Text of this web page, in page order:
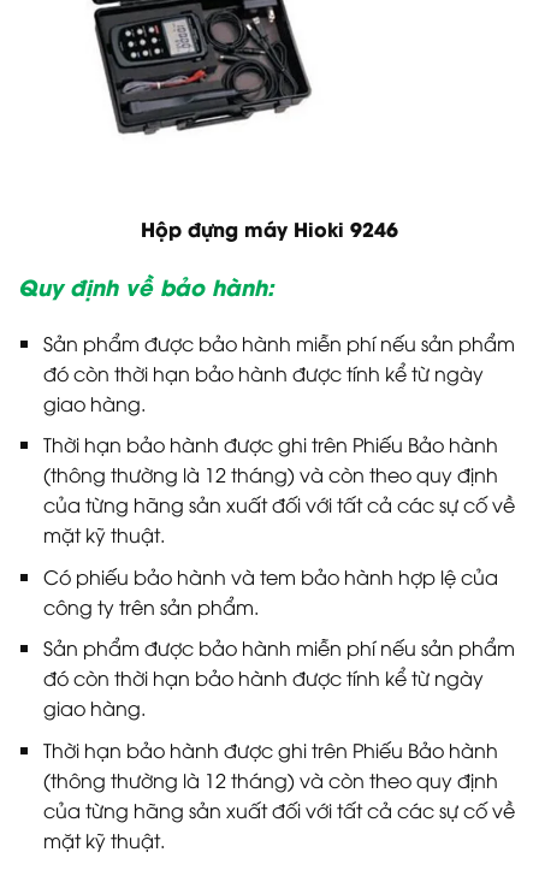
Hộp đựng máy Hioki 9246
Quy định về bảo hành:
Sản phẩm được bảo hành miễn phí nếu sản phẩm
đó còn thời hạn bảo hành được tính kể từ ngày
giao hàng.
Thời hạn bảo hành được ghi trên Phiếu Bảo hành
(thông thường là 12 tháng) và còn theo quy định
của từng hãng sản xuất đối với tất cả các sự cố về
mặt kỹ thuật.
Có phiếu bảo hành và tem bảo hành hợp lệ của
công ty trên sản phẩm.
Sản phẩm được bảo hành miễn phí nếu sản phẩm
đó còn thời hạn bảo hành được tính kể từ ngày
giao hàng.
Thời hạn bảo hành được ghi trên Phiếu Bảo hành
(thông thường là 12 tháng) và còn theo quy định
của từng hãng sản xuất đối với tất cả các sự cố về
mặt kỹ thuật.